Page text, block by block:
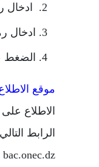
ادخال
ادخال
الضغط
موقع الاطلاع
الرابط
bac.onec.dz